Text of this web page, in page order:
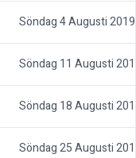
Söndag 4 Augusti 2019
Söndag 11 Augusti
Söndag 18 Augusti
Söndag 25 Augusti